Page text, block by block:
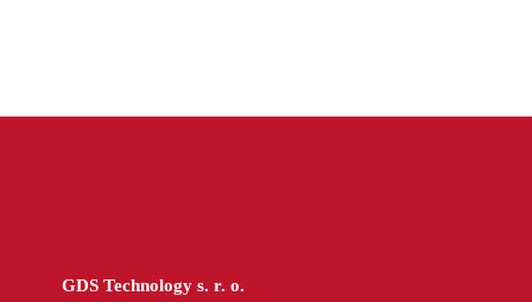
GDS Technology s. r. o.